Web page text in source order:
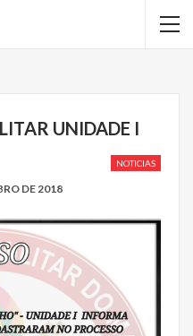
UNIDADE I
NOTICIAS
DE 2018